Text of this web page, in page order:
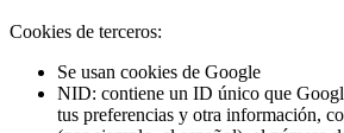
Cookies de terceros:
Se usan cookies de Google
NID: contiene un ID único que
tus preferencias y otra información,